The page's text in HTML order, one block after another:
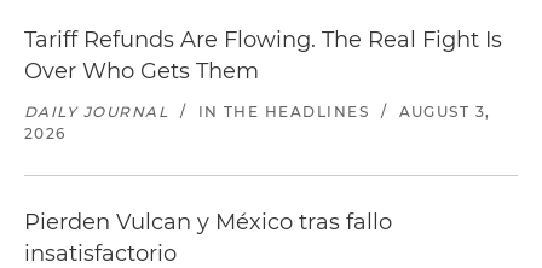
Tariff Refunds Are Flowing. The Real Fight Is
Over Who Gets Them
DAILY JOURNAL / IN THE HEADLINES /
AUGUST 3,
2026
Pierden Vulcan y México tras fallo
insatisfactorio